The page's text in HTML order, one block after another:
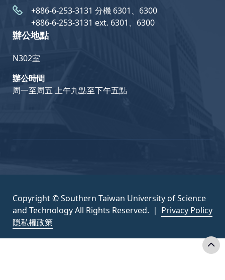
+886-6-253-3131 分機 6301、6300
+886-6-253-3131 ext. 6301、6300
辦公地點
N302室
辦公時間
周一至周五 上午九點至下午五點
Copyright © Southern Taiwan University of Science
and Technology All Rights Reserved. ｜ Privacy Policy
隱私權政策